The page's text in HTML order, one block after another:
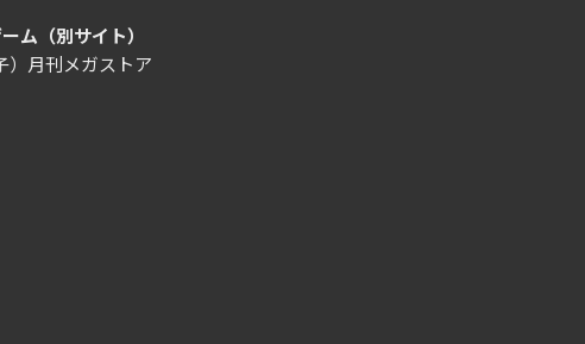
ム（別サイト）
）月刊メガストア